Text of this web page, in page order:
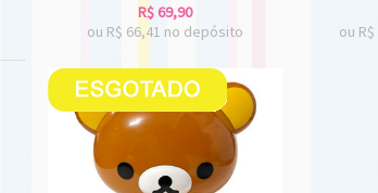
R$69,90
ou R$ 66,41 no depósito
ou R$